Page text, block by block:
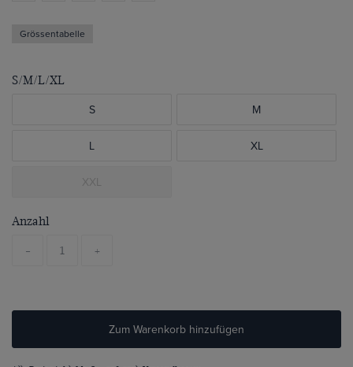
Grössentabelle
S/M/L/XL
S M
L XL
XXL
Anzahl
- +
Zum Warenkorb hinzufügen